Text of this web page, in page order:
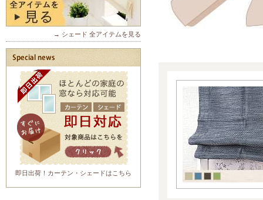
→ シェード 全アイテムを見る
即日出荷！カーテン・シェードはこちら